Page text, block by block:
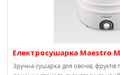
Електросушарка Maestro
Зручна сушарка для овочів,